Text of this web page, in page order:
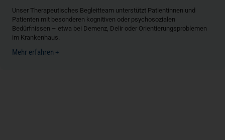
Unser Therapeutisches Begleitteam unterstützt Patientinnen und
Patienten mit besonderen kognitiven oder psychosozialen
Bedürfnissen – etwa bei Demenz, Delir oder Orientierungsproblemen
im Krankenhaus.
Mehr erfahren +